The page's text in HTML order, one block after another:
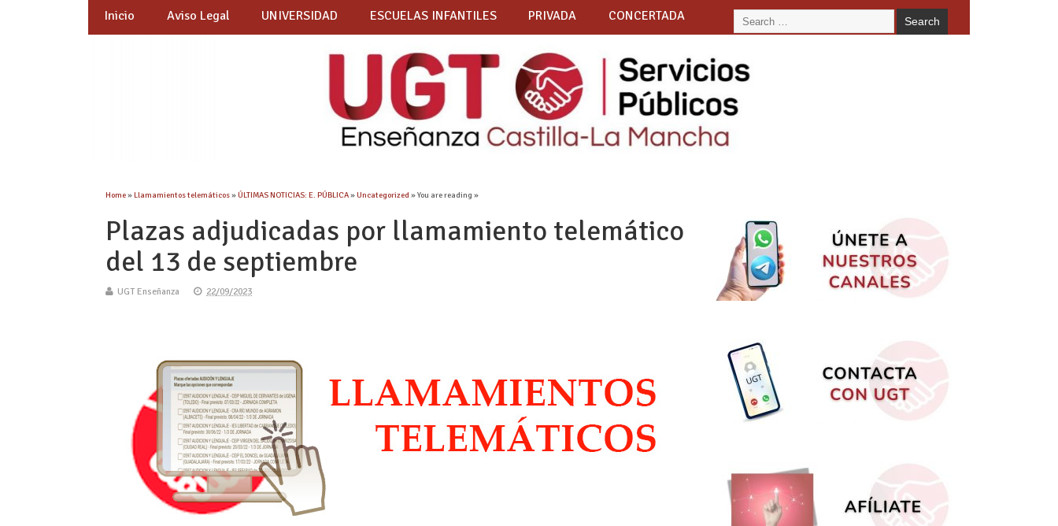
Inicio Aviso Legal UNIVERSIDAD ESCUELAS INFANTILES PRIVADA CONCERTADA
Home»Llamamientos telemáticos»ÚLTIMAS NOTICIAS: E. PÚBLICA»Uncategorized » You are reading »
Plazas adjudicadas por llamamiento telemático
del 13 de septiembre
UGT Enseñanza 22/09/2023